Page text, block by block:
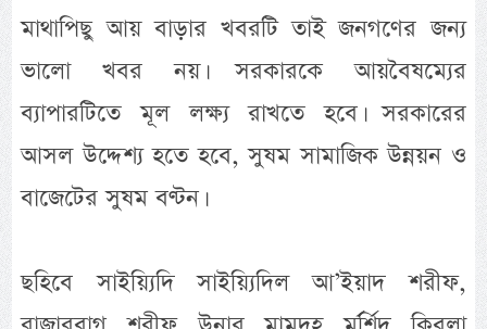
মাথাপিছু আয় বাড়ার খবরটি তাই জনগণের জন্য
ভালো খবর নয়। সরকারকে আয়বৈষম্যের
ব্যাপারটিতে মূল লক্ষ্য রাখতে হবে। সরকারের
আসল উদ্দেশ্য হতে হবে, সুষম সামাজিক উন্নয়ন ও
বাজেটের সুষম বণ্টন।
ছহিবে সাইয়্যিদি সাইয়্যিদিল আ’ইয়াদ শরীফ,